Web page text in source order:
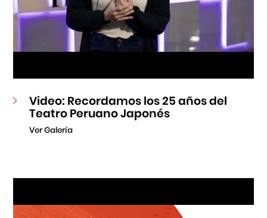
Video: Recordamos los 25 años del
Teatro Peruano Japonés
Ver Galería